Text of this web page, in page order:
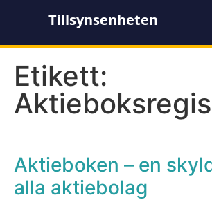
Tillsynsenheten
Etikett:
Aktieboken – en
alla aktiebolag